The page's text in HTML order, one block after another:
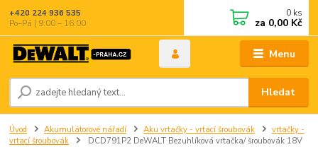
Menu
Hledat
+420 224 936 535
Po–Pá | 9:00 – 16:00
0 ks
za 0,00 Kč
Úvod Akumulátorové nářadí Aku vrtačky - vrtací šroubovák
vrtačky -
vrtací šroubovák
DCD791P2 DeWALT Bezuhlíková vrtačka/ šroubovák 18V